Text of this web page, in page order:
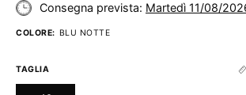
Consegna prevista: Martedì 11/08/
COLORE: BLU NOTTE
TAGLIA